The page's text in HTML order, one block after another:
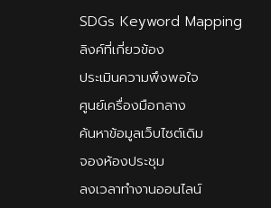
SDGs Keyword Mapping
ลิงค์ที่เกี่ยวข้อง
ประเมินความพึงพอใจ
ศูนย์เครื่องมือกลาง
ค้นหาข้อมูลเว็บไซต์เดิม
จองห้องประชุม
ลงเวลาทำงานออนไลน์